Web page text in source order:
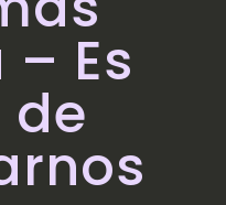
– Es
de